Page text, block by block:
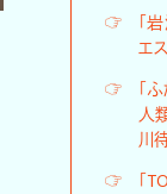
☞
「
エ
☞
「
人
川
☞
「